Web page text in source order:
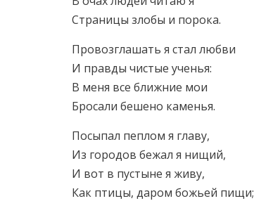
Страницы злобы и порока.
Провозглашать я стал любви
И правды чистые ученья:
В меня все ближние мои
Бросали бешено каменья.
Посыпал пеплом я главу,
Из городов бежал я нищий,
И вот в пустыне я живу,
Как птицы, даром божьей пищи;